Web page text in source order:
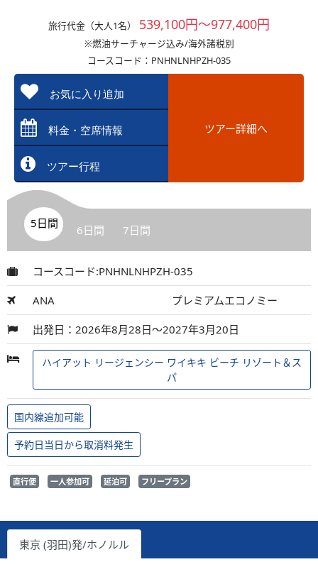
旅行代金（大人1名） 539,100円～977,400円
※燃油サーチャージ込み/海外諸税別
コースコード：PNHNLNHPZH-035
お気に入り追加
料金・空席情報
ツアー行程
ツアー詳細へ
5日間 6日間 7日間
コースコード:PNHNLNHPZH-035
ANA プレミアムエコノミー
出発日：2026年8月28日～2027年3月20日
ハイアット リージェンシー ワイキキ ビーチ リゾート＆ス
パ
国内線追加可能
予約日当日から取消料発生
直行便 一人参加可 延泊可 フリープラン
東京 (羽田)発/ホノルル